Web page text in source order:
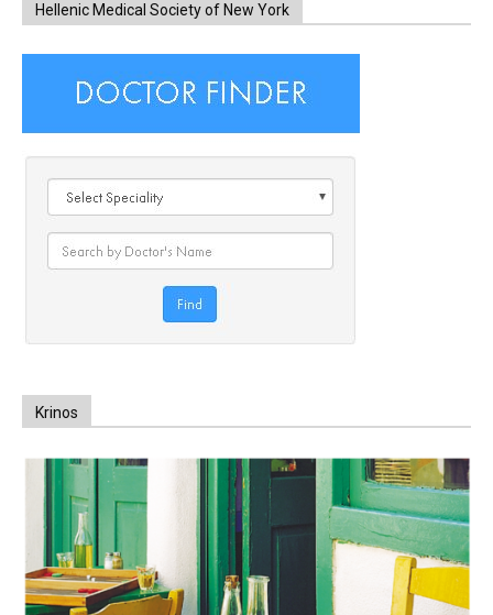
Hellenic Medical Society of New York
Krinos